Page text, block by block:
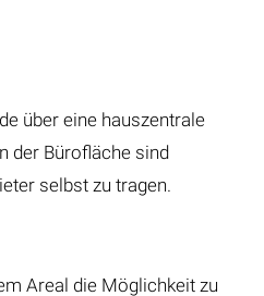
über eine hauszentrale
der Bürofläche sind
selbst zu tragen.
Areal die Möglichkeit zu